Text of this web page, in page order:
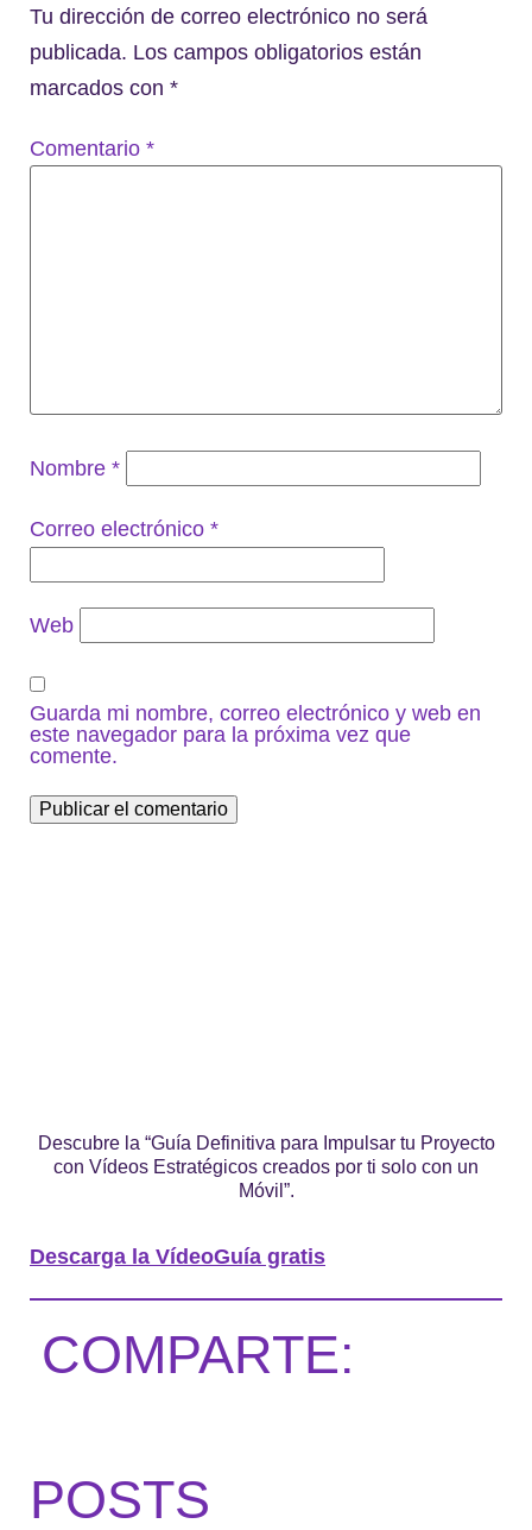
Tu dirección de correo electrónico no será
publicada. Los campos obligatorios están
marcados con *
Comentario *
Nombre *
Correo electrónico *
Web
Guarda mi nombre, correo electrónico y web en
este navegador para la próxima vez que
comente.
Descubre la “Guía Definitiva para Impulsar tu Proyecto
con Vídeos Estratégicos creados por ti solo con un
Móvil”.
Descarga la VídeoGuía gratis
COMPARTE:
POSTS